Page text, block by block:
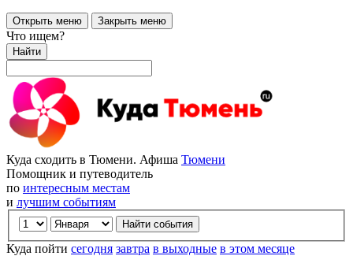
Открыть меню Закрыть меню
Что ищем?
Найти
Куда сходить в Тюмени. Афиша Тюмени
Помощник и путеводитель
по интересным местам
и лучшим событиям
Куда пойти сегодня завтра в выходные в этом месяце